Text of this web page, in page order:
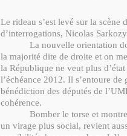
Le rideau s’est levé sur la scène
d’interrogations, Nicolas
La nouvelle orientation
la majorité dite de droite et on
la République ne veut plus
l’échéance 2012. Il s’entoure
bénédiction des députés de
cohérence.
Bomber le torse et
un virage plus social, revient